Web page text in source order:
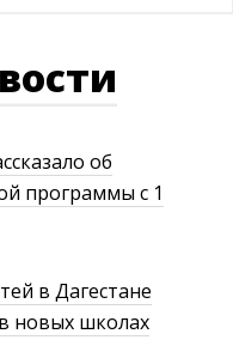
об
программы с 1
в Дагестане
новых школах